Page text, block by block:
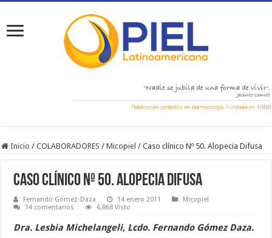
Inicio / COLABORADORES / Micopiel / Caso clínico Nº 50. Alopecia Difusa
Caso clínico Nº 50. Alopecia Difusa
Fernando Gomez-Daza 14 enero 2011
Micopiel
14 comentarios
6,868 Visto
Dra. Lesbia Michelangeli, Lcdo. Fernando Gómez Daza.